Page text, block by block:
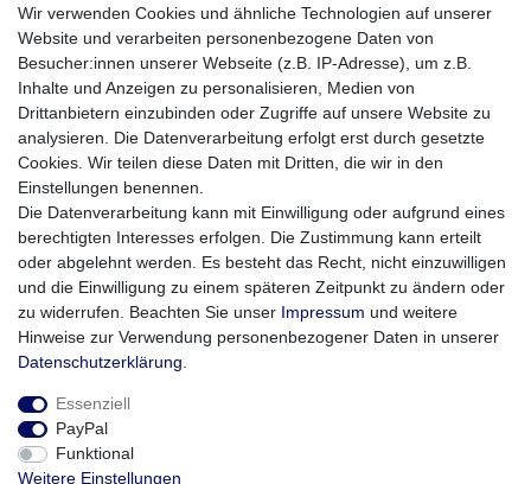
Ihres verwendeten Gerätes und leisten einen Anteil zum
Umweltschutz. Vertrauen Sie Ihrer PLATINUM Micro SDHC Card
Ihre Daten an - ständige Qualitätskontrollen garantieren eine
einwandfreie Funktion. Überzeugen Sie sich selbst!
Technische Details:
Produkttyp: micro SDHC Karte
Speichergröße: 8 GB
Lesegeschwindigkeit: 11 MB/s
Schreibgeschwindigkeit: 6 MB/s
Dateisystem: FAT32
Betriebsspannung: 2,7 - 3,3 V
Betriebstemperatur: 0 - 55 °C
Gewicht: 0,4 g
Wir verwenden Cookies und ähnliche Technologien auf unserer
Website und verarbeiten personenbezogene Daten von
Besucher:innen unserer Webseite (z.B. IP-Adresse), um z.B.
Inhalte und Anzeigen zu personalisieren, Medien von
Drittanbietern einzubinden oder Zugriffe auf unsere Website zu
analysieren. Die Datenverarbeitung erfolgt erst durch gesetzte
Cookies. Wir teilen diese Daten mit Dritten, die wir in den
Einstellungen benennen.
Die Datenverarbeitung kann mit Einwilligung oder aufgrund eines
berechtigten Interesses erfolgen. Die Zustimmung kann erteilt
oder abgelehnt werden. Es besteht das Recht, nicht einzuwilligen
und die Einwilligung zu einem späteren Zeitpunkt zu ändern oder
zu widerrufen. Beachten Sie unser Impressum und weitere
Hinweise zur Verwendung personenbezogener Daten in unserer
Daten­schutz­erklärung
Essenziell
PayPal
Funktional
Weitere Einstellungen